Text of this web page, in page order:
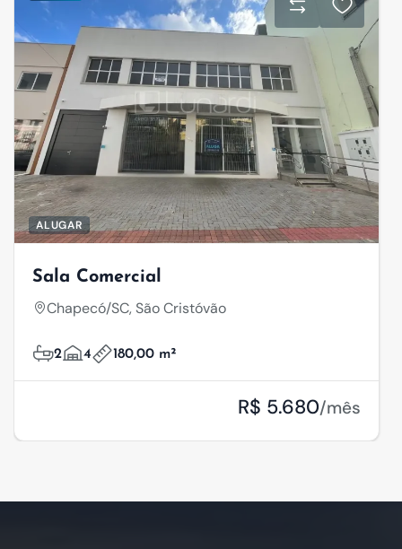
ALUGAR
Sala Comercial
Chapecó/SC, São Cristóvão
2 4 180,00 m²
R$ 5.680/mês